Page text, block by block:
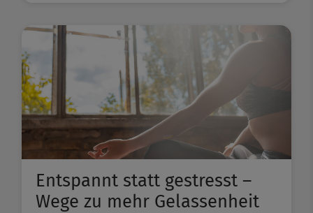
Entspannt statt gestresst –
Wege zu mehr Gelassenheit